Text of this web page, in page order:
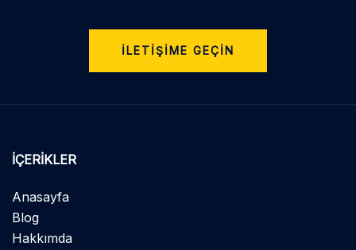
İLETİŞİME GEÇİN
İÇERIKLER
Anasayfa
Blog
Hakkımda